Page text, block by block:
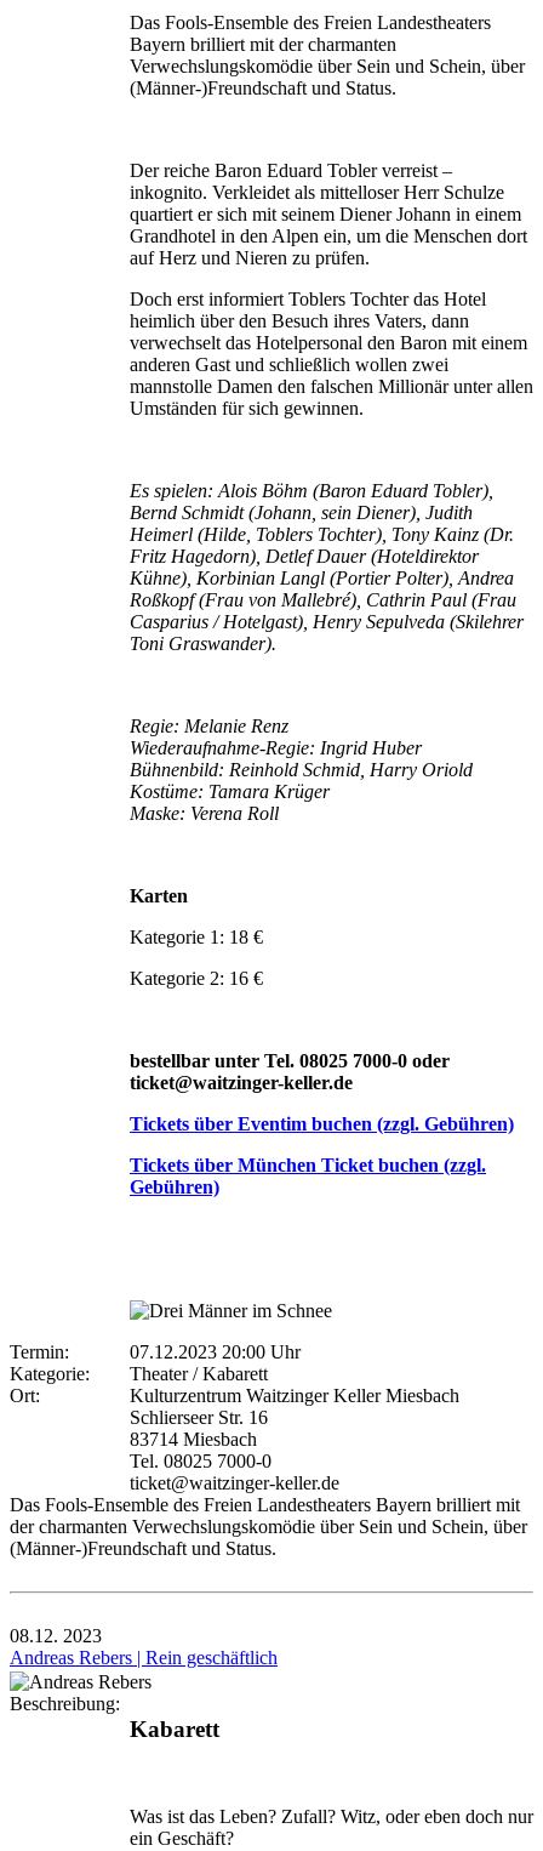
Das Fools-Ensemble des Freien Landestheaters
Bayern brilliert mit der charmanten
Verwechslungskomödie über Sein und Schein, über
(Männer-)Freundschaft und Status.
Der reiche Baron Eduard Tobler verreist –
inkognito. Verkleidet als mittelloser Herr Schulze
quartiert er sich mit seinem Diener Johann in einem
Grandhotel in den Alpen ein, um die Menschen dort
auf Herz und Nieren zu prüfen.
Doch erst informiert Toblers Tochter das Hotel
heimlich über den Besuch ihres Vaters, dann
verwechselt das Hotelpersonal den Baron mit einem
anderen Gast und schließlich wollen zwei
mannstolle Damen den falschen Millionär unter allen
Umständen für sich gewinnen.
Es spielen: Alois Böhm (Baron Eduard Tobler),
Bernd Schmidt (Johann, sein Diener), Judith
Heimerl (Hilde, Toblers Tochter), Tony Kainz (Dr.
Fritz Hagedorn), Detlef Dauer (Hoteldirektor
Kühne), Korbinian Langl (Portier Polter), Andrea
Roßkopf (Frau von Mallebré), Cathrin Paul (Frau
Casparius / Hotelgast), Henry Sepulveda (Skilehrer
Toni Graswander).
Regie: Melanie Renz
Wiederaufnahme-Regie: Ingrid Huber
Bühnenbild: Reinhold Schmid, Harry Oriold
Kostüme: Tamara Krüger
Maske: Verena Roll
Karten
Kategorie 1: 18 €
Kategorie 2: 16 €
bestellbar unter Tel. 08025 7000-0 oder
ticket@waitzinger-keller.de
Tickets über Eventim buchen (zzgl. Gebühren)
Tickets über München Ticket buchen (zzgl.
Gebühren)
Termin:
07.12.2023 20:00 Uhr
Kategorie:
Theater / Kabarett
Ort:
Kulturzentrum Waitzinger Keller Miesbach
Schlierseer Str. 16
83714 Miesbach
Tel. 08025 7000-0
ticket@waitzinger-keller.de
Das Fools-Ensemble des Freien Landestheaters Bayern brilliert mit
der charmanten Verwechslungskomödie über Sein und Schein, über
(Männer-)Freundschaft und Status.
08.12. 2023
Andreas Rebers | Rein geschäftlich
Beschreibung:
Kabarett
Was ist das Leben? Zufall? Witz, oder eben doch nur
ein Geschäft?